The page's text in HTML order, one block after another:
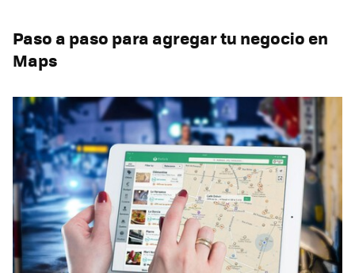
Paso a paso para agregar tu negocio en
Maps